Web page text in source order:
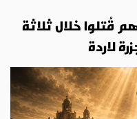
قُتلوا خلال ثلاثة
لاردة